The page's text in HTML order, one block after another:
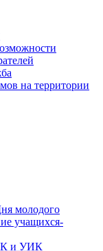
на территории
молодого
учащихся-
и УИК